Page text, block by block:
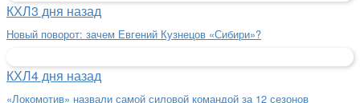
КХЛ3 дня назад
Новый поворот: зачем Евгений Кузнецов «Сибири»?
КХЛ4 дня назад
«Локомотив» назвали самой силовой командой за 12 сезонов